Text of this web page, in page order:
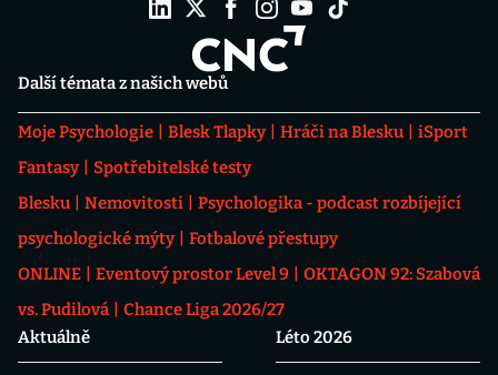
Další témata z našich webů
Moje Psychologie Blesk Tlapky Hráči na Blesku
iSport
Fantasy
Spotřebitelské testy
Blesku
Nemovitosti
Psychologika - podcast rozbíjející
psychologické mýty
Fotbalové přestupy
ONLINE
Eventový prostor Level 9
OKTAGON 92: Szabová
vs. Pudilová
Chance Liga 2026/27
Aktuálně
Léto 2026